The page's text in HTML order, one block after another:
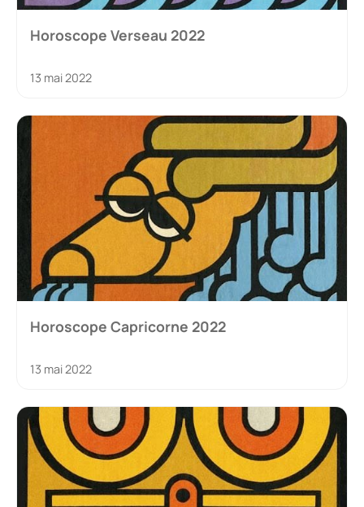
Horoscope Verseau 2022
13 mai 2022
Horoscope Capricorne 2022
13 mai 2022